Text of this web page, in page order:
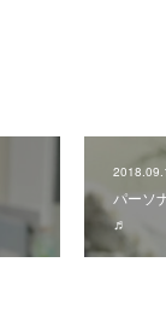
パーソ
♬